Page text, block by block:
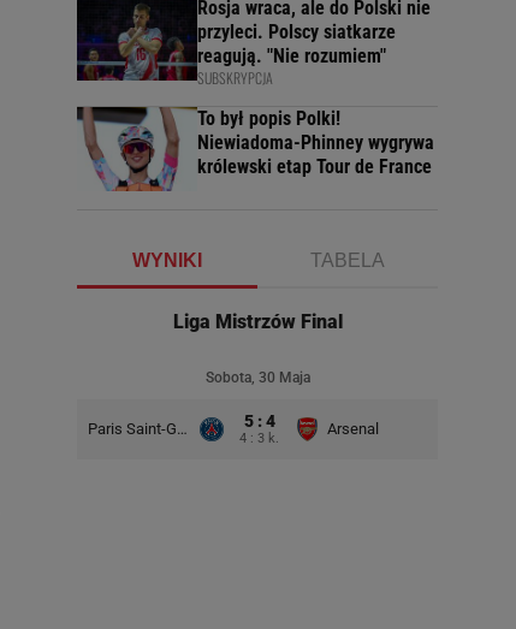
Rosja wraca, ale do Polski nie
przyleci. Polscy siatkarze
reagują. "Nie rozumiem"
SUBSKRYPCJA
To był popis Polki!
Niewiadoma-Phinney wygrywa
królewski etap Tour de France
WYNIKI TABELA
Liga Mistrzów Final
Sobota, 30 Maja
Paris Saint-Germain 5 : 4
4 : 3 k.
Arsenal